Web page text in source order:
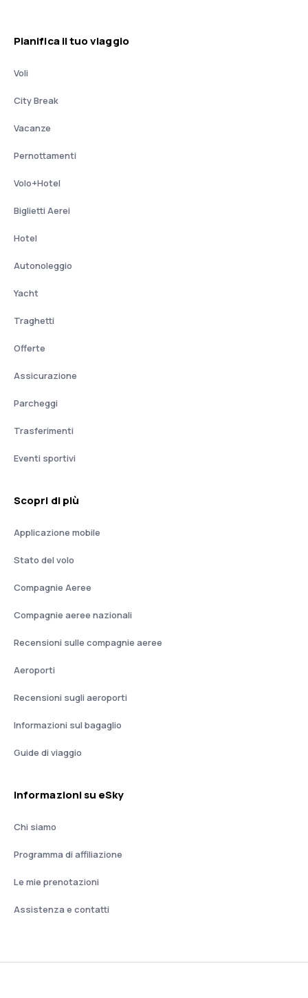
Pianifica il tuo viaggio
Voli
City Break
Vacanze
Pernottamenti
Volo+Hotel
Biglietti Aerei
Hotel
Autonoleggio
Yacht
Traghetti
Offerte
Assicurazione
Parcheggi
Trasferimenti
Eventi sportivi
Scopri di più
Applicazione mobile
Stato del volo
Compagnie Aeree
Compagnie aeree nazionali
Recensioni sulle compagnie aeree
Aeroporti
Recensioni sugli aeroporti
Informazioni sul bagaglio
Guide di viaggio
Informazioni su eSky
Chi siamo
Programma di affiliazione
Le mie prenotazioni
Assistenza e contatti